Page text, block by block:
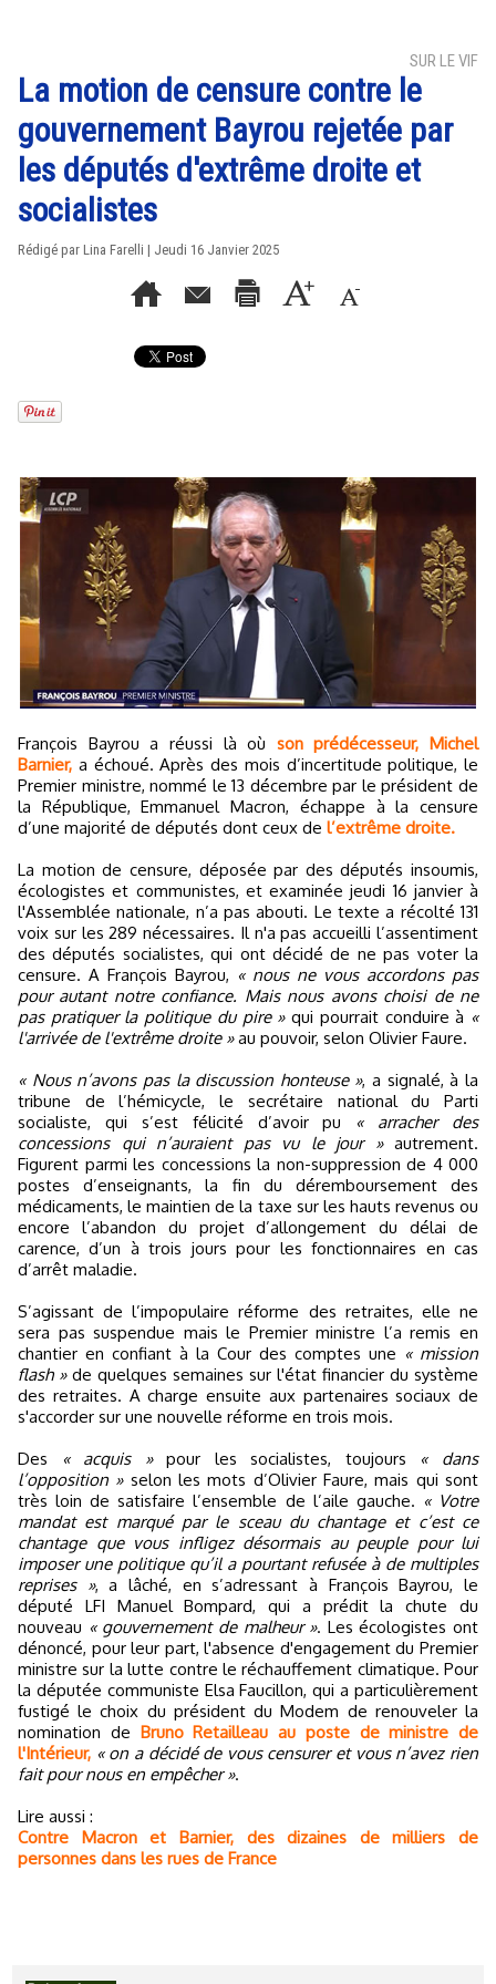
SUR LE VIF
La motion de censure contre le
gouvernement Bayrou rejetée par
les députés d'extrême droite et
socialistes
Rédigé par Lina Farelli | Jeudi 16 Janvier 2025
François Bayrou a réussi là où son prédécesseur, Michel
Barnier, a échoué. Après des mois d’incertitude politique, le
Premier ministre, nommé le 13 décembre par le président de
la République, Emmanuel Macron, échappe à la censure
d’une majorité de députés dont ceux de l’extrême droite.
La motion de censure, déposée par des députés insoumis,
écologistes et communistes, et examinée jeudi 16 janvier à
l'Assemblée nationale, n’a pas abouti. Le texte a récolté 131
voix sur les 289 nécessaires. Il n'a pas accueilli l’assentiment
des députés socialistes, qui ont décidé de ne pas voter la
censure. A François Bayrou, « nous ne vous accordons pas
pour autant notre confiance. Mais nous avons choisi de ne
pas pratiquer la politique du pire »qui pourrait conduire à «
l'arrivée de l'extrême droite »au pouvoir, selon Olivier Faure.
« Nous n’avons pas la discussion honteuse », a signalé, à la
tribune de l’hémicycle, le secrétaire national du Parti
socialiste, qui s’est félicité d’avoir pu « arracher des
concessions qui n’auraient pas vu le jour »autrement.
Figurent parmi les concessions la non-suppression de 4 000
postes d’enseignants, la fin du déremboursement des
médicaments, le maintien de la taxe sur les hauts revenus ou
encore l’abandon du projet d’allongement du délai de
carence, d’un à trois jours pour les fonctionnaires en cas
d’arrêt maladie.
S’agissant de l’impopulaire réforme des retraites, elle ne
sera pas suspendue mais le Premier ministre l’a remis en
chantier en confiant à la Cour des comptes une « mission
flash »de quelques semaines sur l'état financier du système
des retraites. A charge ensuite aux partenaires sociaux de
s'accorder sur une nouvelle réforme en trois mois.
Des
« acquis »pour les socialistes, toujours « dans
l’opposition »selon les mots d’Olivier Faure, mais qui sont
très loin de satisfaire l’ensemble de l’aile gauche. « Votre
mandat est marqué par le sceau du chantage et c’est ce
chantage que vous infligez désormais au peuple pour lui
imposer une politique qu’il a pourtant refusée à de multiples
reprises », a lâché, en s’adressant à François Bayrou, le
député LFI Manuel Bompard, qui a prédit la chute du
nouveau « gouvernement de malheur ». Les écologistes ont
dénoncé, pour leur part, l'absence d'engagement du Premier
ministre sur la lutte contre le réchauffement climatique. Pour
la députée communiste Elsa Faucillon, qui a particulièrement
fustigé le choix du président du Modem de renouveler la
nomination de Bruno Retailleau au poste de ministre de
l'Intérieur, « on a décidé de vous censurer et vous n’avez rien
fait pour nous en empêcher ».
Lire aussi :
Contre Macron et Barnier, des dizaines de milliers de
personnes dans les rues de France